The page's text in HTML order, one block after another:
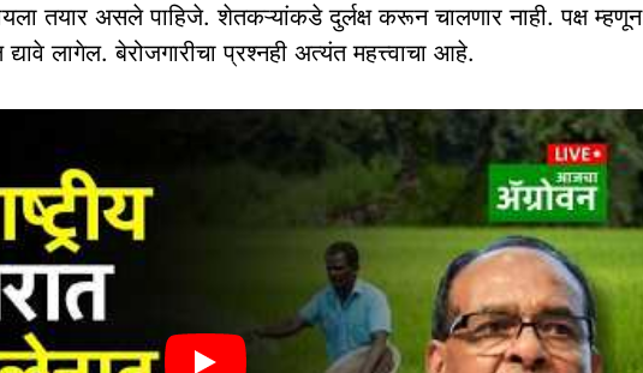
तयार असले पाहिजे. शेतकऱ्यांकडे दुर्लक्ष करून चालणार नाही. पक्ष म्हणून
लागेल. बेरोजगारीचा प्रश्नही अत्यंत महत्त्वाचा आहे.